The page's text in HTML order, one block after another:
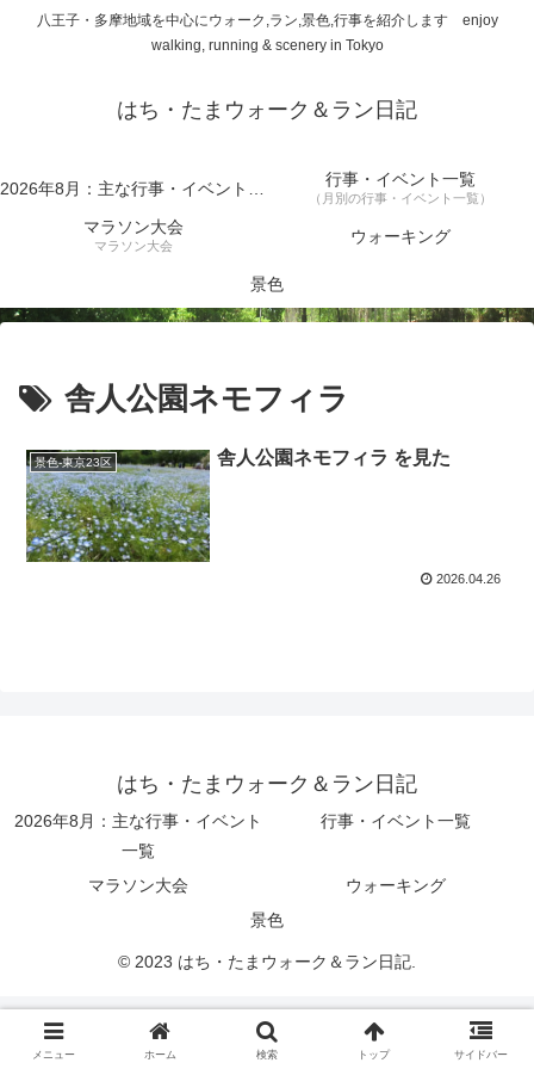
八王子・多摩地域を中心にウォーク,ラン,景色,行事を紹介します enjoy
walking, running & scenery in Tokyo
はち・たまウォーク＆ラン日記
2026年8月：主な行事・イベント一覧 行事・イベント一覧
（月別の行事・イベント一覧）
マラソン大会
マラソン大会 ウォーキング
景色
舎人公園ネモフィラ
景色-東京23区 舎人公園ネモフィラ を見た
2026.04.26
はち・たまウォーク＆ラン日記
2026年8月：主な行事・イベント
一覧
行事・イベント一覧
マラソン大会
ウォーキング
景色
© 2023 はち・たまウォーク＆ラン日記.
メニュー ホーム 検索 トップ サイドバー